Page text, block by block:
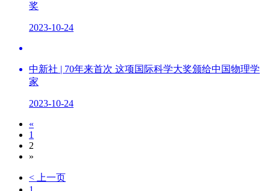
奖
2023-10-24
中新社 | 70年来首次 这项国际科学大奖颁给中国物理学
家
2023-10-24
«
1
2
»
< 上一页